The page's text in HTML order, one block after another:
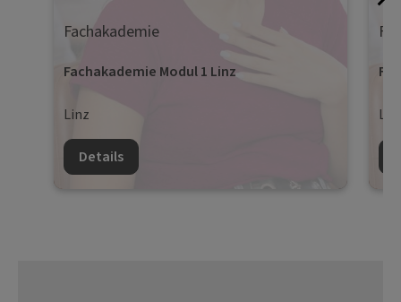
Fachakademie
Fachakademie Modul 1 Linz
Linz
Details